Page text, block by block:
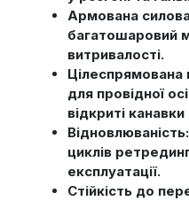
Армована
багатошаровий
витривалості.
Цілеспрямована
для провідної
відкриті
циклів
експлуатації.
Стійкість до